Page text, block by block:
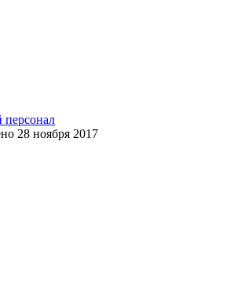
персонал
28 ноября 2017